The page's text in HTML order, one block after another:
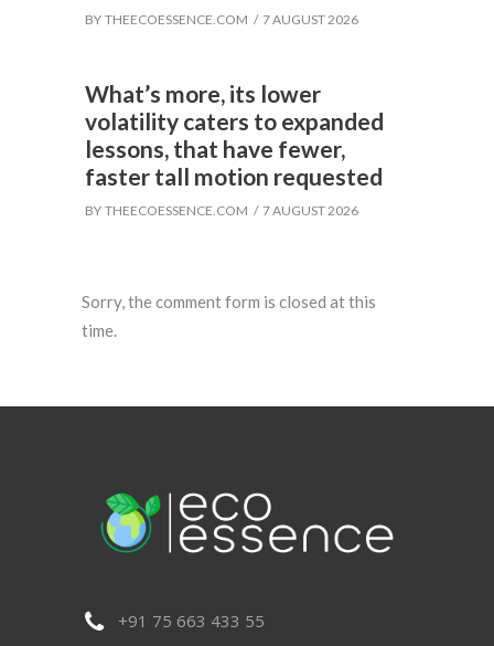
BY THEECOESSENCE.COM 7 AUGUST 2026
What’s more, its lower
volatility caters to expanded
lessons, that have fewer,
faster tall motion requested
BY THEECOESSENCE.COM 7 AUGUST 2026
Sorry, the comment form is closed at this
time.
+91 75 663 433 55